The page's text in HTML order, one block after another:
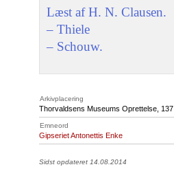
Læst af H. N. Clausen.
– Thiele
– Schouw.
Arkivplacering
Thorvaldsens Museums Oprettelse, 137
Emneord
Gipseriet Antonettis Enke
Sidst opdateret 14.08.2014